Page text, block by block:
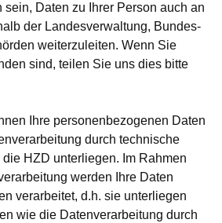
Daten zu Ihrer Person auch an
der Landesverwaltung, Bundes-
weiterzuleiten. Wenn Sie
sind, teilen Sie uns dies bitte
Ihre personenbezogenen Daten
durch technische
HZD unterliegen. Im Rahmen
werden Ihre Daten
verarbeitet, d.h. sie unterliegen
wie die Datenverarbeitung durch